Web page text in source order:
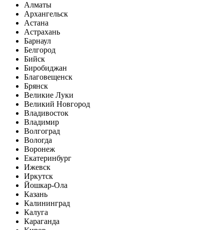
Алматы
Архангельск
Астана
Астрахань
Барнаул
Белгород
Бийск
Биробиджан
Благовещенск
Брянск
Великие Луки
Великий Новгород
Владивосток
Владимир
Волгоград
Вологда
Воронеж
Екатеринбург
Ижевск
Иркутск
Йошкар-Ола
Казань
Калининград
Калуга
Караганда